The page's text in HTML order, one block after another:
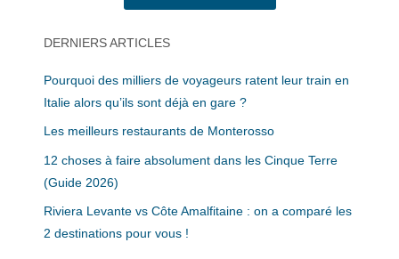
DERNIERS ARTICLES
Pourquoi des milliers de voyageurs ratent leur train en
Italie alors qu’ils sont déjà en gare ?
Les meilleurs restaurants de Monterosso
12 choses à faire absolument dans les Cinque Terre
(Guide 2026)
Riviera Levante vs Côte Amalfitaine : on a comparé les
2 destinations pour vous !